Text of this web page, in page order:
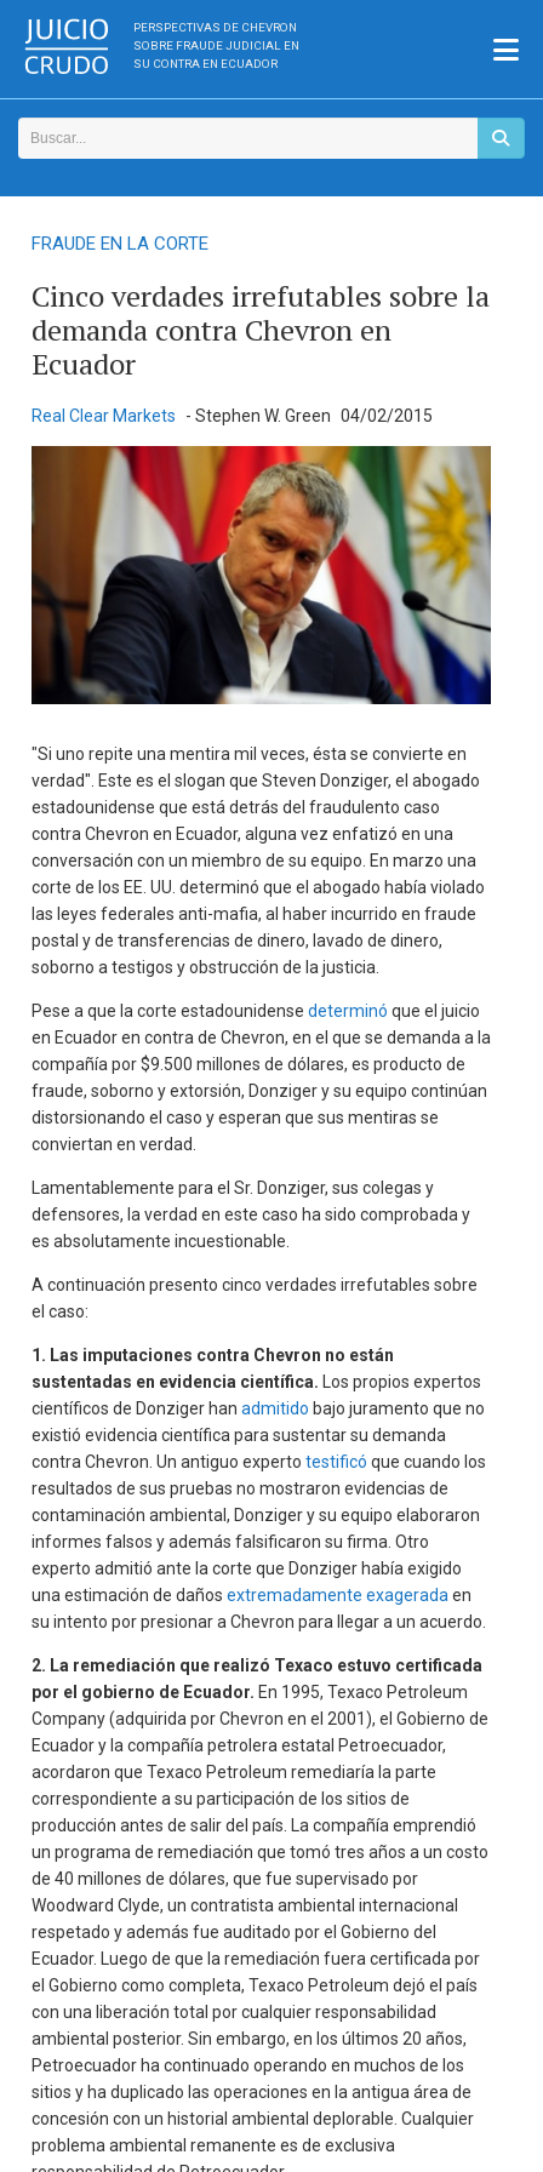
PERSPECTIVAS DE CHEVRON
SOBRE FRAUDE JUDICIAL EN
SU CONTRA EN ECUADOR
FRAUDE EN LA CORTE
Cinco verdades irrefutables sobre la
demanda contra Chevron en
Ecuador
Real Clear Markets - Stephen W. Green 04/02/2015
"Si uno repite una mentira mil veces, ésta se convierte en
verdad". Este es el slogan que Steven Donziger, el abogado
estadounidense que está detrás del fraudulento caso
contra Chevron en Ecuador, alguna vez enfatizó en una
conversación con un miembro de su equipo. En marzo una
corte de los EE. UU. determinó que el abogado había violado
las leyes federales anti-mafia, al haber incurrido en fraude
postal y de transferencias de dinero, lavado de dinero,
soborno a testigos y obstrucción de la justicia.
Pese a que la corte estadounidensedeterminó que el juicio
en Ecuador en contra de Chevron, en el que se demanda a la
compañía por $9.500 millones de dólares, es producto de
fraude, soborno y extorsión, Donziger y su equipo continúan
distorsionando el caso y esperan que sus mentiras se
conviertan en verdad.
Lamentablemente para el Sr. Donziger, sus colegas y
defensores, la verdad en este caso ha sido comprobada y
es absolutamente incuestionable.
A continuación presento cinco verdades irrefutables sobre
el caso:
1. Las imputaciones contra Chevron no están
sustentadas en evidencia científica. Los propios expertos
científicos de Donziger hanadmitido bajo juramento que no
existió evidencia científica para sustentar su demanda
contra Chevron. Un antiguo expertotestificó que cuando los
resultados de sus pruebas no mostraron evidencias de
contaminación ambiental, Donziger y su equipo elaboraron
informes falsos y además falsificaron su firma. Otro
experto admitió ante la corte que Donziger había exigido
una estimación de dañosextremadamente exagerada en
su intento por presionar a Chevron para llegar a un acuerdo.
2. La remediación que realizó Texaco estuvo certificada
por el gobierno de Ecuador. En 1995, Texaco Petroleum
Company (adquirida por Chevron en el 2001), el Gobierno de
Ecuador y la compañía petrolera estatal Petroecuador,
acordaron que Texaco Petroleum remediaría la parte
correspondiente a su participación de los sitios de
producción antes de salir del país. La compañía emprendió
un programa de remediación que tomó tres años a un costo
de 40 millones de dólares, que fue supervisado por
Woodward Clyde, un contratista ambiental internacional
respetado y además fue auditado por el Gobierno del
Ecuador. Luego de que la remediación fuera certificada por
el Gobierno como completa, Texaco Petroleum dejó el país
con una liberación total por cualquier responsabilidad
ambiental posterior. Sin embargo, en los últimos 20 años,
Petroecuador ha continuado operando en muchos de los
sitios y ha duplicado las operaciones en la antigua área de
concesión con un historial ambiental deplorable. Cualquier
problema ambiental remanente es de exclusiva